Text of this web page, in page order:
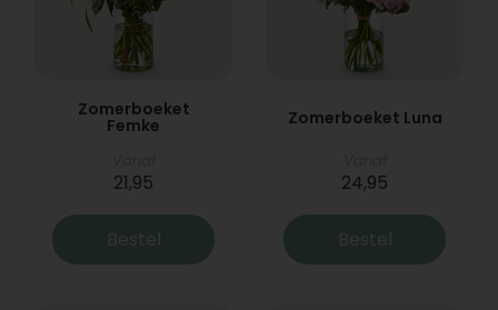
Zomerboeket
Femke
21,95
Bestel
Zomerboeket Luna
24,95
Bestel